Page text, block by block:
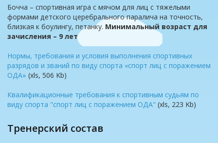
Бочча – спортивная игра с мячом для лиц с тяжелыми
формами детского церебрального паралича на точность,
близкая к боулингу, петанку. Минимальный возраст для
зачисления – 9 лет
Нормы, требования и условия выполнения спортивных
разрядов и званий по виду спорта «спорт лиц с поражением
ОДА» (xls, 506 Kb)
Квалификационные требования к спортивным судьям по
виду спорта "спорт лиц с поражением ОДА" (xls, 223 Kb)
Тренерский состав